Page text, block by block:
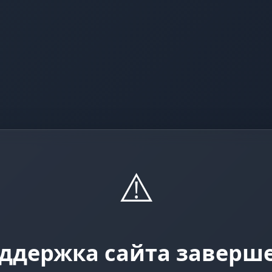
⚠️
сайта